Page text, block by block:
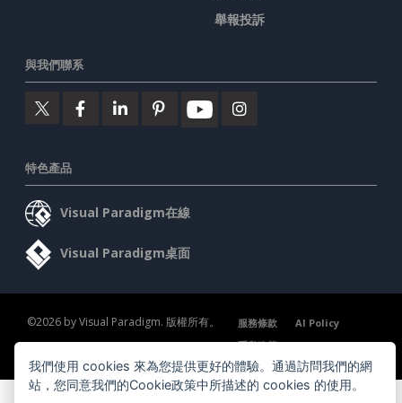
舉報投訴
與我們聯系
特色產品
Visual Paradigm在線
Visual Paradigm桌面
©2026 by Visual Paradigm. 版權所有。 服務條款
AI Policy
隱私政策
Content Guidelines
安全概述
我們使用 cookies 來為您提供更好的體驗。通過訪問我們的網
站，您同意我們的Cookie政策中所描述的 cookies 的使用。